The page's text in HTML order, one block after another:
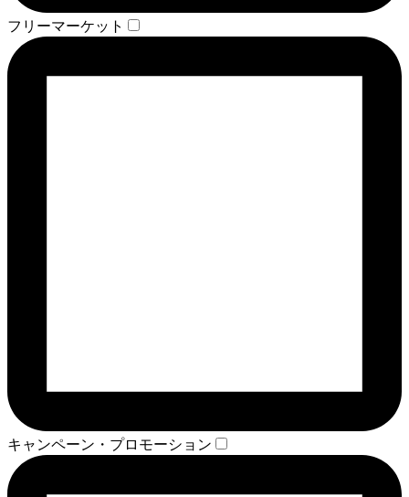
フリーマーケット
キャンペーン・プロモーション